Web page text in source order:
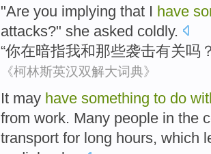
"Are you implying that I have
attacks?" she asked coldly.
“你在暗指我和那些袭击有关吗
《柯林斯英汉双解大词典》
It may have something to do
from work. Many people in the
transport for long hours, which